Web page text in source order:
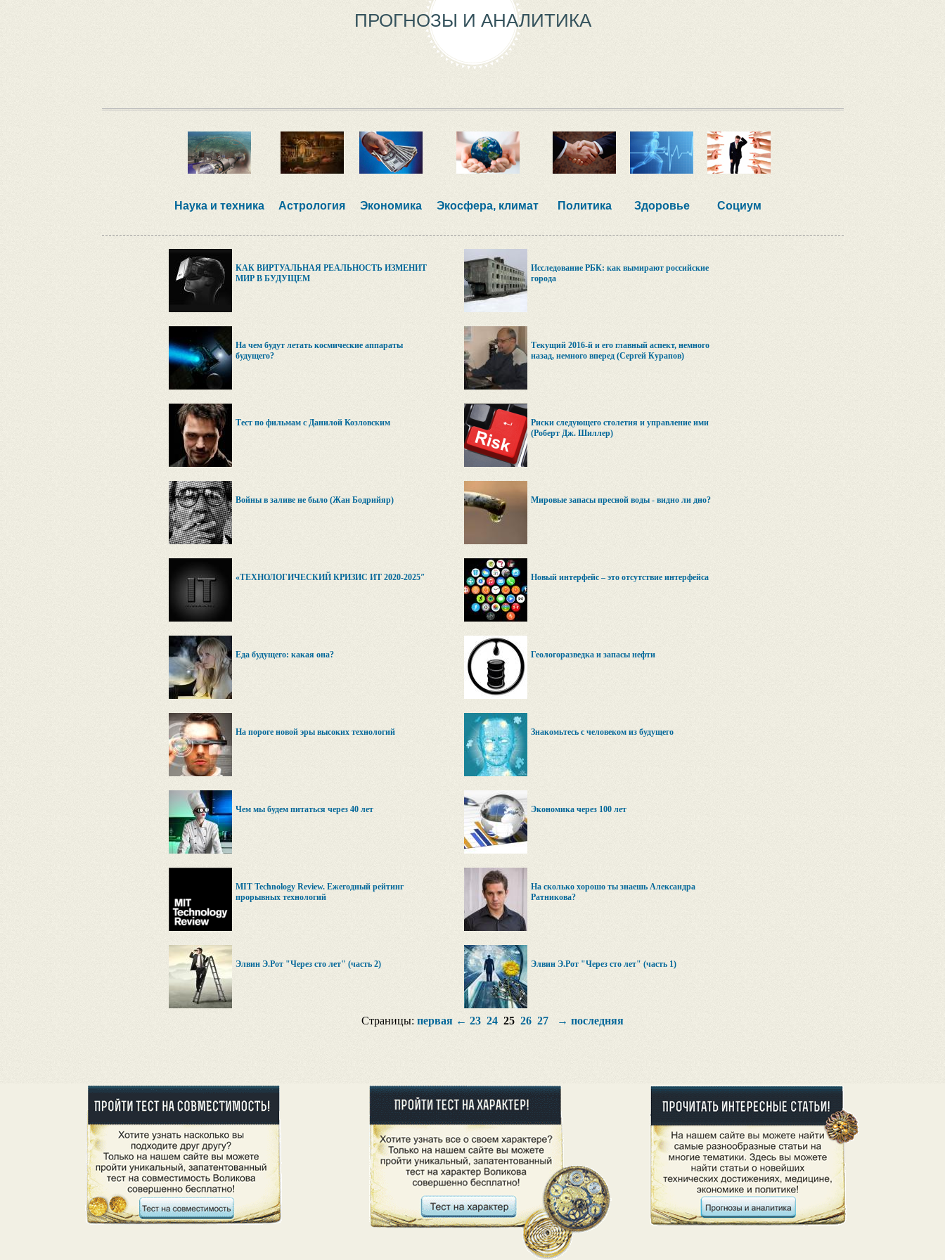
ПРОГНОЗЫ И АНАЛИТИКА
Наука и техника Астрология Экономика Экосфера, климат Политика Здоровье Социум
КАК ВИРТУАЛЬНАЯ РЕАЛЬНОСТЬ ИЗМЕНИТ
МИР В БУДУЩЕМ
Исследование РБК: как вымирают российские
города
На чем будут летать космические аппараты
будущего?
Текущий 2016-й и его главный аспект, немного
назад, немного вперед (Сергей Курапов)
Тест по фильмам с Данилой Козловским
Риски следующего столетия и управление ими
(Роберт Дж. Шиллер)
Войны в заливе не было (Жан Бодрийяр) Мировые запасы пресной воды - видно ли дно?
«ТЕХНОЛОГИЧЕСКИЙ КРИЗИС ИТ 2020-2025″ Новый интерфейс – это отсутствие интерфейса
Еда будущего: какая она? Геологоразведка и запасы нефти
На пороге новой эры высоких технологий Знакомьтесь с человеком из будущего
Чем мы будем питаться через 40 лет Экономика через 100 лет
MIT Technology Review. Ежегодный рейтинг
прорывных технологий
На сколько хорошо ты знаешь Александра
Ратникова?
Элвин Э.Рот "Через сто лет" (часть 2) Элвин Э.Рот "Через сто лет" (часть 1)
Страницы: первая← 23 24 25 26 27 → последняя